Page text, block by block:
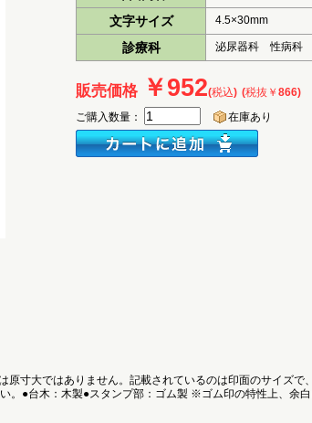
文字サイズ 4.5×30mm
診療科 泌尿器科 性病科
販売価格 ￥952(税込) (税抜￥866)
ご購入数量： 在庫あり
寸大ではありません。記載されているのは印面のサイズ
。●台木：木製●スタンプ部：ゴム製 ※ゴム印の特性上、余